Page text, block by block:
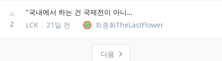
2
"국내에서 하는 건 국제전이 아니다"
LCK
21일 전 최종화TheLastFlower
다음